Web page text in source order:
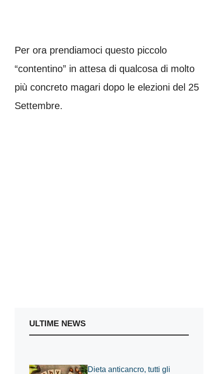
Per ora prendiamoci questo piccolo
“contentino” in attesa di qualcosa di molto
più concreto magari dopo le elezioni del 25
Settembre.
ULTIME NEWS
Dieta anticancro, tutti gli